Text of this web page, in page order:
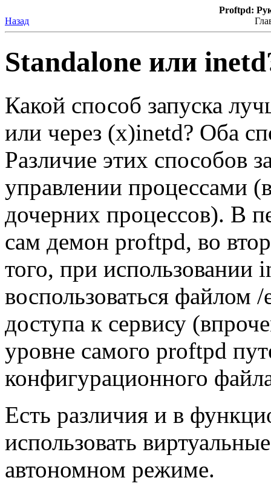
Proftpd:
Назад
Standalone или
Какой способ запуска
или через (x)inetd? Оба
Различие этих способов
управлении процессами
дочерних процессов). В
сам демон proftpd, во
того, при использовании
воспользоваться файлом
доступа к сервису
уровне самого proftpd
конфигурационного
Есть различия и в
использовать
автономном режиме.